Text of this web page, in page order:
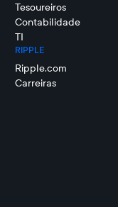
Tesoureiros
Contabilidade
TI
RIPPLE
Ripple.com
Carreiras